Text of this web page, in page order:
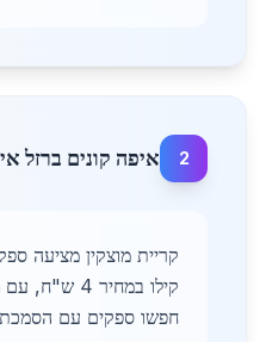
2 איפה קונים ברזל
קריית מוצקין מציעה
קילו במחיר
חפשו ספקים עם